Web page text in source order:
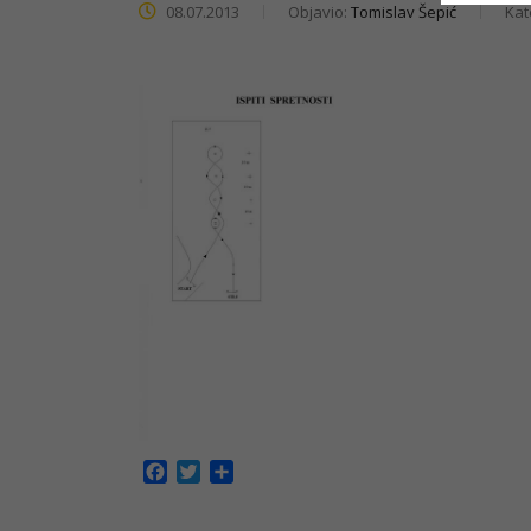
08.07.2013 Objavio: Tomislav Šepić
Facebook
Twitter